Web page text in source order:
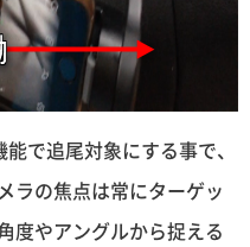
で追尾対象にする事で、
ラの焦点は常にターゲッ
度やアングルから捉える